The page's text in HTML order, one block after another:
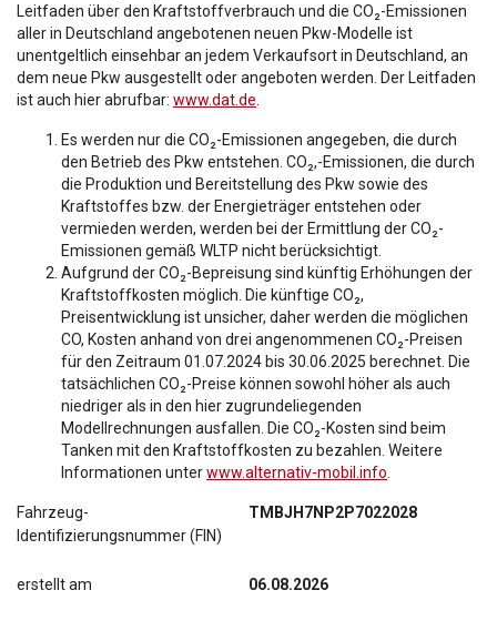
Leitfaden über den Kraftstoffverbrauch und die CO₂-Emissionen
aller in Deutschland angebotenen neuen Pkw-Modelle ist
unentgeltlich einsehbar an jedem Verkaufsort in Deutschland, an
dem neue Pkw ausgestellt oder angeboten werden. Der Leitfaden
ist auch hier abrufbar: www.dat.de.
Es werden nur die CO₂-Emissionen angegeben, die durch
den Betrieb des Pkw entstehen. CO₂,-Emissionen, die durch
die Produktion und Bereitstellung des Pkw sowie des
Kraftstoffes bzw. der Energieträger entstehen oder
vermieden werden, werden bei der Ermittlung der CO₂-
Emissionen gemäß WLTP nicht berücksichtigt.
Aufgrund der CO₂-Bepreisung sind künftig Erhöhungen der
Kraftstoffkosten möglich. Die künftige CO₂,
Preisentwicklung ist unsicher, daher werden die möglichen
CO, Kosten anhand von drei angenommenen CO₂-Preisen
für den Zeitraum 01.07.2024 bis 30.06.2025 berechnet. Die
tatsächlichen CO₂-Preise können sowohl höher als auch
niedriger als in den hier zugrundeliegenden
Modellrechnungen ausfallen. Die CO₂-Kosten sind beim
Tanken mit den Kraftstoffkosten zu bezahlen. Weitere
Informationen unterwww.alternativ-mobil.info.
Fahrzeug-
Identifizierungsnummer (FIN)
TMBJH7NP2P7022028
erstellt am 06.08.2026